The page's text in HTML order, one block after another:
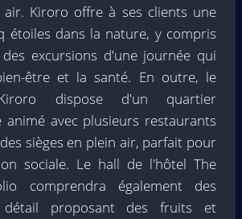
Kiroro offre à ses clients une
étoiles dans la nature, y compris
excursions d'une journée qui
être et la santé. En outre, le
dispose d'un quartier
animé avec plusieurs restaurants
sièges en plein air, parfait pour
sociale. Le hall de l'hôtel The
comprendra également des
détail proposant des fruits et